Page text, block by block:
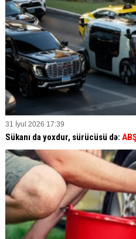
31 İyul 2026 17:39
Sükanı da yoxdur, sürücüsü də: